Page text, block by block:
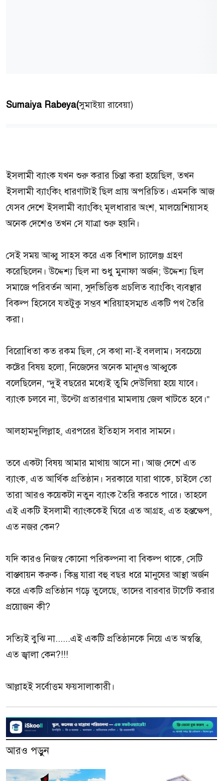
Sumaiya Rabeya(সুমাইয়া রাবেয়া)
ইসলামী ব্যাংক যখন শুরু করার চিন্তা করা হয়েছিল, তখন
ইসলামী ব্যাংকিং ধারণাটাই ছিল প্রায় অপরিচিত। এমনকি আজ
যেসব দেশে ইসলামী ব্যাংকিং মূলধারার অংশ, মালয়েশিয়াসহ
অনেক দেশেও তখন সে যাত্রা শুরু হয়নি।
সেই সময় আব্বু সাহস করে এক বিশাল চ্যালেঞ্জ গ্রহণ
করেছিলেন। উদ্দেশ্য ছিল না শুধু মুনাফা অর্জন; উদ্দেশ্য ছিল
সমাজে পরিবর্তন আনা, সুদভিত্তিক প্রচলিত ব্যাংকিং ব্যবস্থার
বিকল্প হিসেবে যতটুকু সম্ভব শরিয়াহসম্মত একটি পথ তৈরি
করা।
বিরোধিতা কত রকম ছিল, সে কথা না-ই বললাম। সবচেয়ে
কষ্টের বিষয় হলো, নিজেদের অনেক মানুষও আব্বুকে
বলেছিলেন, “দুই বছরের মধ্যেই তুমি দেউলিয়া হয়ে যাবে।
ব্যাংক চলবে না, উল্টো প্রতারণার মামলায় জেল খাটতে হবে।”
আলহামদুলিল্লাহ, এরপরের ইতিহাস সবার সামনে।
তবে একটা বিষয় আমার মাথায় আসে না। আজ দেশে এত
ব্যাংক, এত আর্থিক প্রতিষ্ঠান। সরকারে যারা থাকে, চাইলে তো
তারা আরও কয়েকটা নতুন ব্যাংক তৈরি করতে পারে। তাহলে
এই একটি ইসলামী ব্যাংককেই ঘিরে এত আগ্রহ, এত হস্তক্ষেপ,
এত নজর কেন?
যদি কারও নিজস্ব কোনো পরিকল্পনা বা বিকল্প থাকে, সেটি
বাস্তবায়ন করুক। কিন্তু যারা বহু বছর ধরে মানুষের আস্থা অর্জন
করে একটি প্রতিষ্ঠান গড়ে তুলেছে, তাদের বারবার টার্গেট করার
প্রয়োজন কী?
সত্যিই বুঝি না......এই একটি প্রতিষ্ঠানকে নিয়ে এত অস্বস্তি,
এত জ্বালা কেন?!!!
আল্লাহই সর্বোত্তম ফয়সালাকারী।
আরও পড়ুন